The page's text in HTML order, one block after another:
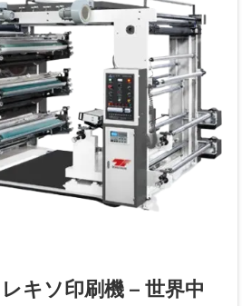
キソ印刷機 – 世界中